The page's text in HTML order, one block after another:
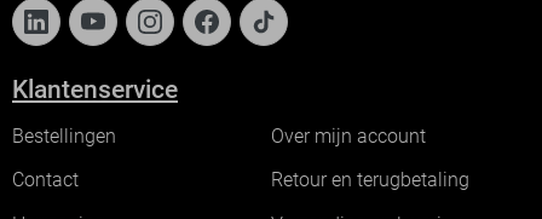
Klantenservice
Bestellingen
Over mijn account
Contact
Retour en terugbetaling